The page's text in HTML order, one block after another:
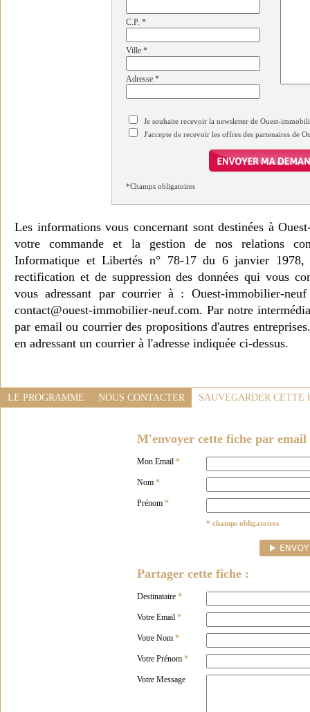
C.P. *
Ville *
Adresse *
Je souhaite recevoir la newsletter de Ouest-
J'accepte de recevoir les offres des partenaires de
*Champs obligatoires
Les informations vous concernant sont destinées à
votre commande et la gestion de nos relations
Informatique et Libertés n° 78-17 du 6 janvier 1978,
rectification et de suppression des données qui vous
vous adressant par courrier à : Ouest-immobilier-
contact@ouest-immobilier-neuf.com. Par notre
par email ou courrier des propositions d'autres
en adressant un courrier à l'adresse indiquée ci-dessus.
LE PROGRAMME NOUS CONTACTER SAUVEGARDER CETTE
M'envoyer cette fiche par email
Mon Email *
Nom *
Prénom *
* champs obligatoires
Partager cette fiche :
Destinataire *
Votre Email *
Votre Nom *
Votre Prénom *
Votre Message